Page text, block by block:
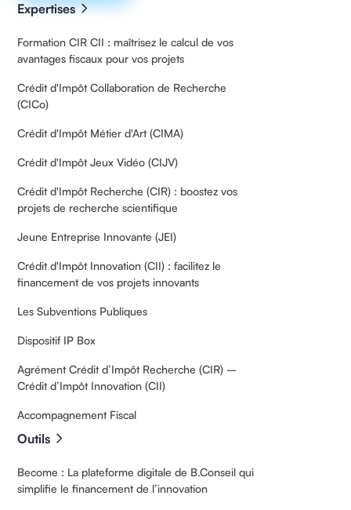
Expertises
Formation CIR CII : maîtrisez le calcul de vos
avantages fiscaux pour vos projets
Crédit d'Impôt Collaboration de Recherche
(CICo)
Crédit d'Impôt Métier d'Art (CIMA)
Crédit d'Impôt Jeux Vidéo (CIJV)
Crédit d'Impôt Recherche (CIR) : boostez vos
projets de recherche scientifique
Jeune Entreprise Innovante (JEI)
Crédit d'Impôt Innovation (CII) : facilitez le
financement de vos projets innovants
Les Subventions Publiques
Dispositif IP Box
Agrément Crédit d’Impôt Recherche (CIR) –
Crédit d’Impôt Innovation (CII)
Accompagnement Fiscal
Outils
Become : La plateforme digitale de B.Conseil qui
simplifie le financement de l’innovation